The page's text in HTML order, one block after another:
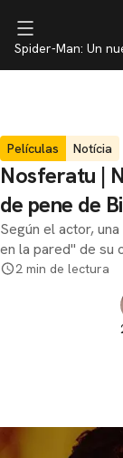
Spider-Man: Un
Películas Notícia
Nosferatu |
de pene de
Según el actor,
en la pared" de su
2 min de lectura